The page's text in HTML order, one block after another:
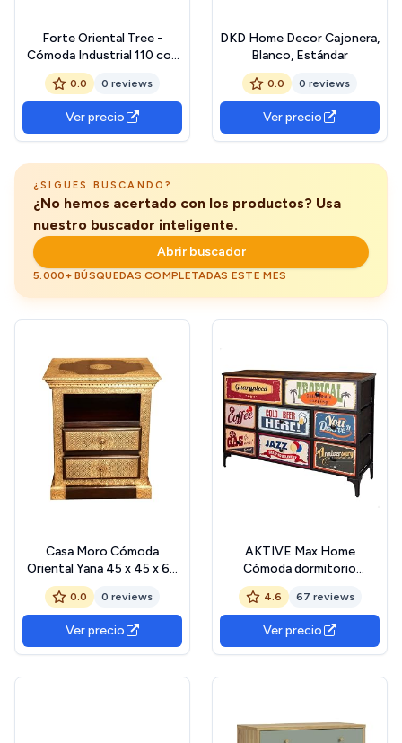
Forte Oriental Tree -
Cómoda Industrial 110 con
3 cajones y 2
Compartimentos, Roble
Bartex decoración/Negro,
109,4 cm de Ancho x 90,7
cm de Alto x 41,5 cm de
0.0 0 reviews
Ver precio
DKD Home Decor Cajonera,
Blanco, Estándar
0.0 0 reviews
Ver precio
¿SIGUES BUSCANDO?
¿No hemos acertado con los productos? Usa
nuestro buscador inteligente.
Abrir buscador
5.000+ BÚSQUEDAS COMPLETADAS ESTE MES
Casa Moro Cómoda
Oriental Yana 45 x 45 x 64
(Ancho/Profundidad/Altura)
de Madera de Sheesham
Adornada con latón |
Artesanía | Una mesita de
0.0 0 reviews
Ver precio
AKTIVE Max Home
Cómoda dormitorio
multiusos, Gráficos retro y
vintage, 8 cajones de tela
ligeros, 103x30x77 cm,
Estructura acero, Tablero
madera, Mesitas de noche,
4.6 67 reviews
Ver precio